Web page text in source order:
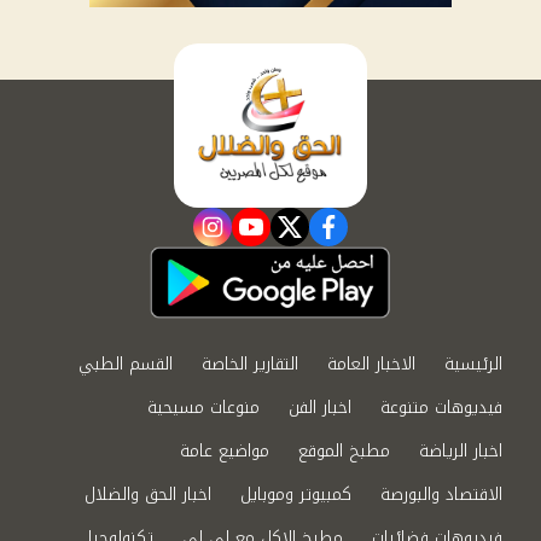
facebook
twitter
youtube
instagram
الرئيسية الاخبار العامة التقارير الخاصة
القسم الطبي
فيديوهات متنوعة
اخبار الفن
منوعات مسيحية
اخبار الرياضة
مطبخ الموقع
مواضيع عامة
الاقتصاد والبورصة
كمبيوتر وموبايل
اخبار الحق والضلال